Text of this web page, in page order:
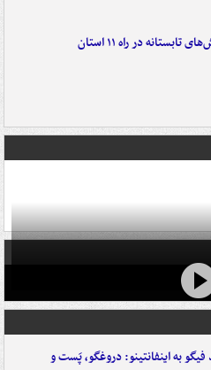
تابستانه در راه ۱۱ استان
به اینفانتینو: دروغگو، پَست‌ و